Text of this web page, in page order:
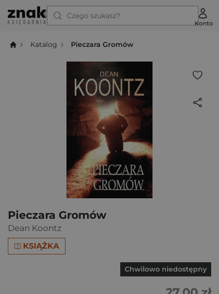
Czego szukasz?
Konto
Katalog Pieczara Gromów
Pieczara Gromów
Dean Koontz
KSIĄŻKA
Chwilowo niedostępny